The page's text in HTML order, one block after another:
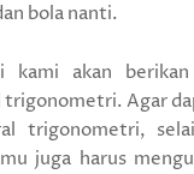
bola nanti.
kami akan
Agar
trigonometri,
juga harus